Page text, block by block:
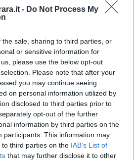
- Do Not Process My
sale, sharing to third parties, or
or sensitive information for
please use the below opt-out
Please note that after your
you may continue seeing
on personal information utilized by
disclosed to third parties prior to
opt-out of the further
information by third parties on the
participants. This information may
third parties on the IAB’s List of
that may further disclose it to other
l'ergastolo vero per i mafiosi è
giuridica europea.
Borsellino e tutti gli altri saran morti
ha vinto... Non ci resta che
E PURE DISOBBEDIRE.
della Toscana iscriviti alla